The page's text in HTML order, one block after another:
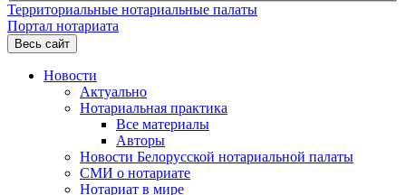
Территориальные нотариальные палаты
Портал нотариата
Весь сайт
Новости
Актуально
Нотариальная практика
Все материалы
Авторы
Новости Белорусской нотариальной палаты
СМИ о нотариате
Нотариат в мире